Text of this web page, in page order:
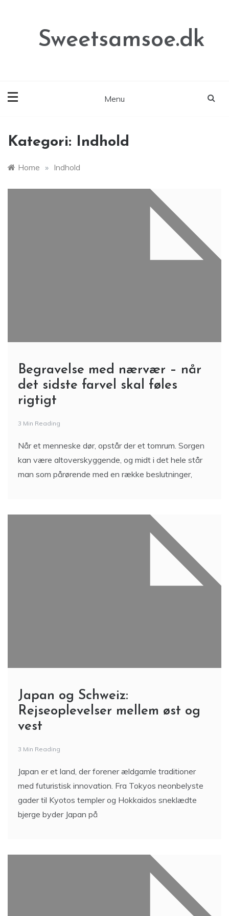
Sweetsamsoe.dk
Menu
Kategori: Indhold
Home » Indhold
Begravelse med nærvær – når
det sidste farvel skal føles
rigtigt
3 Min Reading
Når et menneske dør, opstår der et tomrum. Sorgen
kan være altoverskyggende, og midt i det hele står
man som pårørende med en række beslutninger,
Japan og Schweiz:
Rejseoplevelser mellem øst og
vest
3 Min Reading
Japan er et land, der forener ældgamle traditioner
med futuristisk innovation. Fra Tokyos neonbelyste
gader til Kyotos templer og Hokkaidos sneklædte
bjerge byder Japan på